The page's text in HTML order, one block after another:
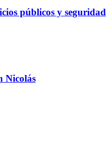
públicos y seguridad
Nicolás